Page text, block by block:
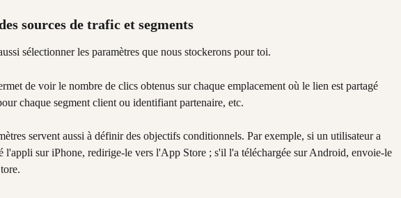
sources de trafic et segments
sélectionner les paramètres que nous stockerons pour toi.
de voir le nombre de clics obtenus sur chaque emplacement où le lien est partagé
chaque segment client ou identifiant partenaire, etc.
servent aussi à définir des objectifs conditionnels. Par exemple, si un utilisateur a
l'appli sur iPhone, redirige-le vers l'App Store ; s'il l'a téléchargée sur Android, envoie-le